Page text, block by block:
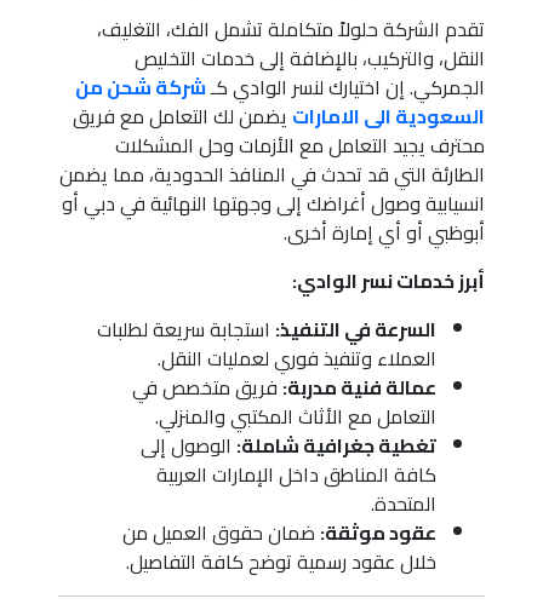
تقدم الشركة حلولاً متكاملة تشمل الفك، التغليف،
النقل، والتركيب، بالإضافة إلى خدمات التخليص
الجمركي. إن اختيارك لنسر الوادي كـشركة شحن من
السعودية الى الامارات يضمن لك التعامل مع فريق
محترف يجيد التعامل مع الأزمات وحل المشكلات
الطارئة التي قد تحدث في المنافذ الحدودية، مما يضمن
انسيابية وصول أغراضك إلى وجهتها النهائية في دبي أو
أبوظبي أو أي إمارة أخرى.
أبرز خدمات نسر الوادي:
السرعة في التنفيذ: استجابة سريعة لطلبات
العملاء وتنفيذ فوري لعمليات النقل.
عمالة فنية مدربة:فريق متخصص في
التعامل مع الأثاث المكتبي والمنزلي.
تغطية جغرافية شاملة: الوصول إلى
كافة المناطق داخل الإمارات العربية
المتحدة.
عقود موثقة: ضمان حقوق العميل من
خلال عقود رسمية توضح كافة التفاصيل.